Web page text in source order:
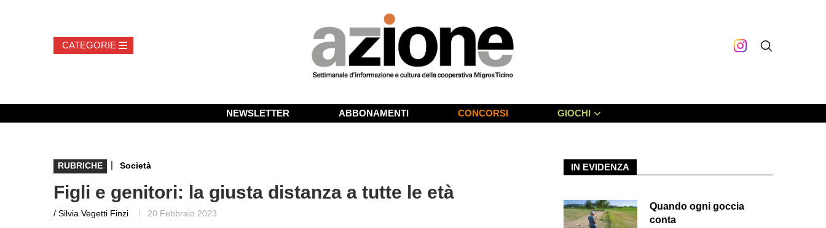
NEWSLETTER ABBONAMENTI CONCORSI GIOCHI
RUBRICHE | Società
Figli e genitori: la giusta distanza a tutte le età
/ Silvia Vegetti Finzi 20 Febbraio 2023
IN EVIDENZA
Quando ogni goccia
conta